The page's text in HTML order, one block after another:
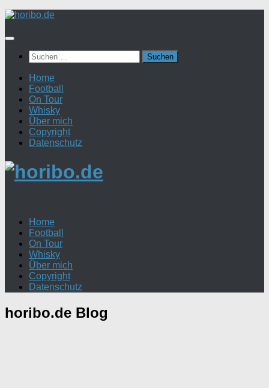
Zum
springen
Suchen
nach:
Home
Football
On Tour
Whisky
Über mich
Copyright
Datenschutz
Home
Football
On Tour
Whisky
Über mich
Copyright
Datenschutz
horibo.de Blog